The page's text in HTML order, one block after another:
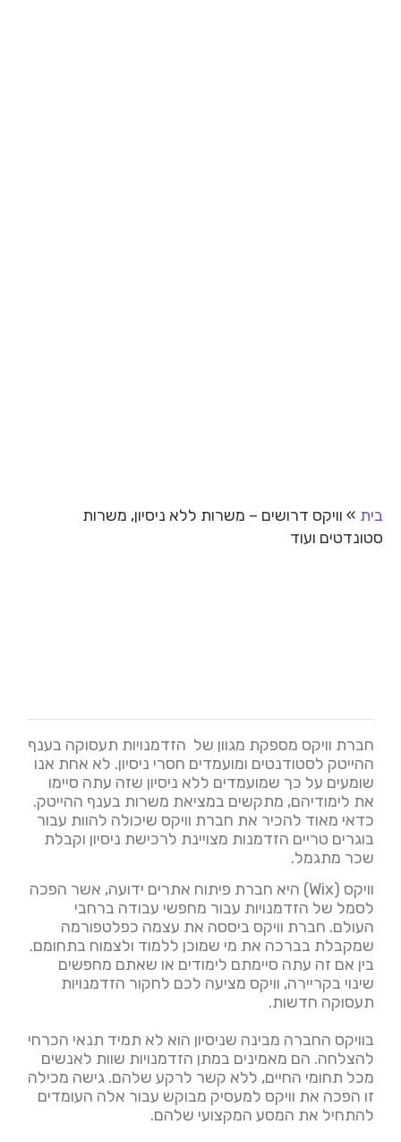
בית » וויקס דרושים – משרות ללא ניסיון, משרות
סטונדטים ועוד
חברת וויקס מספקת מגוון של הזדמנויות תעסוקה בענף
ההייטק לסטודנטים ומועמדים חסרי ניסיון. לא אחת אנו
שומעים על כך שמועמדים ללא ניסיון שזה עתה סיימו
את לימודיהם, מתקשים במציאת משרות בענף ההייטק.
כדאי מאוד להכיר את חברת וויקס שיכולה להוות עבור
בוגרים טריים הזדמנות מצויינת לרכישת ניסיון וקבלת
שכר מתגמל.
וויקס (Wix) היא חברת פיתוח אתרים ידועה, אשר הפכה
לסמל של הזדמנויות עבור מחפשי עבודה ברחבי
העולם. חברת וויקס ביססה את עצמה כפלטפורמה
שמקבלת בברכה את מי שמוכן ללמוד ולצמוח בתחומם.
בין אם זה עתה סיימתם לימודים או שאתם מחפשים
שינוי בקריירה, וויקס מציעה לכם לחקור הזדמנויות
תעסוקה חדשות.
בוויקס החברה מבינה שניסיון הוא לא תמיד תנאי הכרחי
להצלחה. הם מאמינים במתן הזדמנויות שוות לאנשים
מכל תחומי החיים, ללא קשר לרקע שלהם. גישה מכילה
זו הפכה את וויקס למעסיק מבוקש עבור אלה העומדים
להתחיל את המסע המקצועי שלהם.